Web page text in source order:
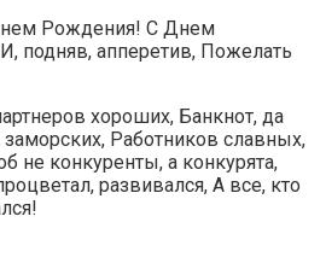
Рождения! С Днем
подняв, апперетив, Пожелать
хороших, Банкнот, да
Работников славных,
не конкуренты, а конкурята,
развивался, А все, кто